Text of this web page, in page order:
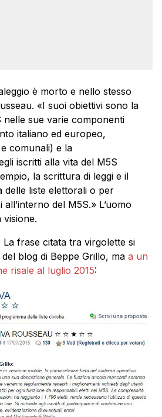
è morto e nello stesso
«I suoi obiettivi sono la
nelle sue varie componenti
italiano ed europeo,
comunali) e la
iscritti alla vita del M5S
la scrittura di leggi e il
delle liste elettorali o per
del M5S.» L’uomo
visione.
La frase citata tra virgolette si
blog di Beppe Grillo, ma a un
risale al luglio 2015: